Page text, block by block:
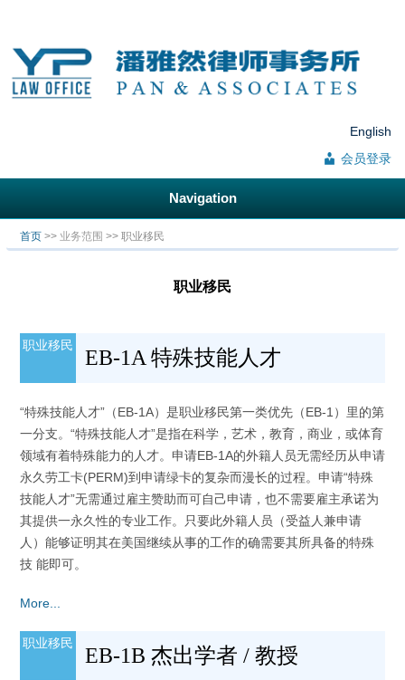
English
会员登录
Navigation
你在这里
首页 >> 业务范围 >> 职业移民
职业移民
职业移民
EB-1A 特殊技能人才
“特殊技能人才”（EB-1A）是职业移民第一类优先（EB-1）里的第
一分支。“特殊技能人才”是指在科学，艺术，教育，商业，或体育
领域有着特殊能力的人才。申请EB-1A的外籍人员无需经历从申请
永久劳工卡(PERM)到申请绿卡的复杂而漫长的过程。申请“特殊
技能人才”无需通过雇主赞助而可自己申请，也不需要雇主承诺为
其提供一永久性的专业工作。只要此外籍人员（受益人兼申请
人）能够证明其在美国继续从事的工作的确需要其所具备的特殊
技 能即可。
More...
职业移民
EB-1B 杰出学者 / 教授